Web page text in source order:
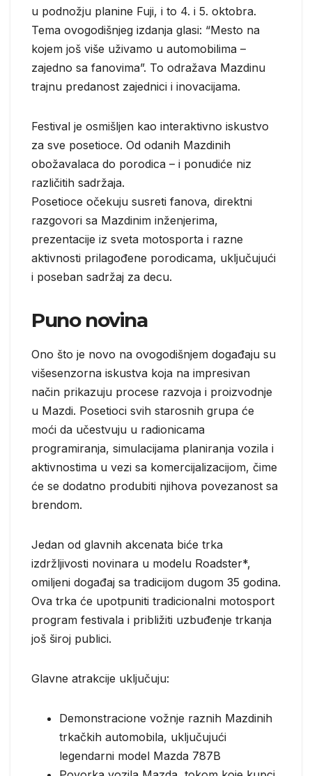
u podnožju planine Fuji, i to 4. i 5. oktobra.
Tema ovogodišnjeg izdanja glasi: “Mesto na
kojem još više uživamo u automobilima –
zajedno sa fanovima”. To odražava Mazdinu
trajnu predanost zajednici i inovacijama.
Festival je osmišljen kao interaktivno iskustvo
za sve posetioce. Od odanih Mazdinih
obožavalaca do porodica – i ponudiće niz
različitih sadržaja.
Posetioce očekuju susreti fanova, direktni
razgovori sa Mazdinim inženjerima,
prezentacije iz sveta motosporta i razne
aktivnosti prilagođene porodicama, uključujući
i poseban sadržaj za decu.
Puno novina
Ono što je novo na ovogodišnjem događaju su
višesenzorna iskustva koja na impresivan
način prikazuju procese razvoja i proizvodnje
u Mazdi. Posetioci svih starosnih grupa će
moći da učestvuju u radionicama
programiranja, simulacijama planiranja vozila i
aktivnostima u vezi sa komercijalizacijom, čime
će se dodatno produbiti njihova povezanost sa
brendom.
Jedan od glavnih akcenata biće trka
izdržljivosti novinara u modelu Roadster*,
omiljeni događaj sa tradicijom dugom 35 godina.
Ova trka će upotpuniti tradicionalni motosport
program festivala i približiti uzbuđenje trkanja
još široj publici.
Glavne atrakcije uključuju:
Demonstracione vožnje raznih Mazdinih
trkačkih automobila, uključujući
legendarni model Mazda 787B